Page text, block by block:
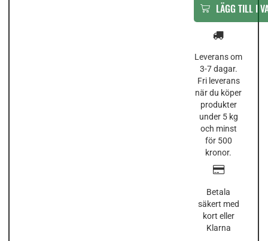
LÄGG TILL I
Leverans om
3-7 dagar.
Fri leverans
när du köper
produkter
under 5 kg
och minst
för 500
kronor.
Betala
säkert med
kort eller
Klarna